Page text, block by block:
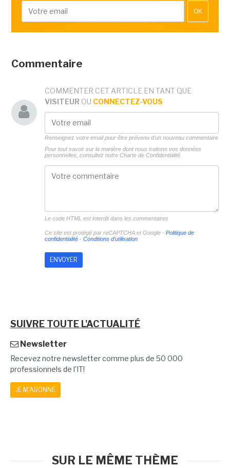
OK
Commentaire
COMMENTER CET ARTICLE EN TANT QUE
VISITEUR OU CONNECTEZ-VOUS
Renseignez votre email pour être prévenu d'un nouveau commentaire
Pour tout savoir sur la manière dont nous traitons vos données
personnelles, consultez notre Charte de Confidentialité.
Le code HTML est interdit dans les commentaires
Ce site est protégé par reCAPTCHA et Google - Politique de
confidentialité- Conditions d'utilisation
SUIVRE TOUTE L'ACTUALITÉ
Newsletter
Recevez notre newsletter comme plus de 50 000
professionnels de l'IT!
JE M'ABONNE
SUR LE MÊME THÈME